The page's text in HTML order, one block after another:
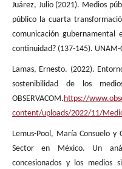
Juárez, Julio (2021). Medios
público la cuarta
comunicación gubernamental
continuidad? (137-145). UNAM-
Lamas, Ernesto. (2022).
sostenibilidad de los
OBSERVACOM.https://
content/uploads/2022/11/
Lemus-Pool, María Consuelo
Sector en México. Un
concesionados y los medios